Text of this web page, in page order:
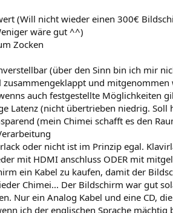
(Will nicht wieder einen 300€
wäre gut ^^)
Zocken
(über den Sinn bin ich mir
zusammengeklappt und
auch festgestellte Möglichkeiten
Latenz (nicht übertrieben niedrig. Soll
(mein Chimei schafft es den
oder nicht ist im Prinzip egal.
mit HDMI anschluss ODER mit
ein Kabel zu kaufen, damit der
Chimei... Der Bildschirm war gut
Nur ein Analog Kabel und eine CD,
ich der englischen Sprache